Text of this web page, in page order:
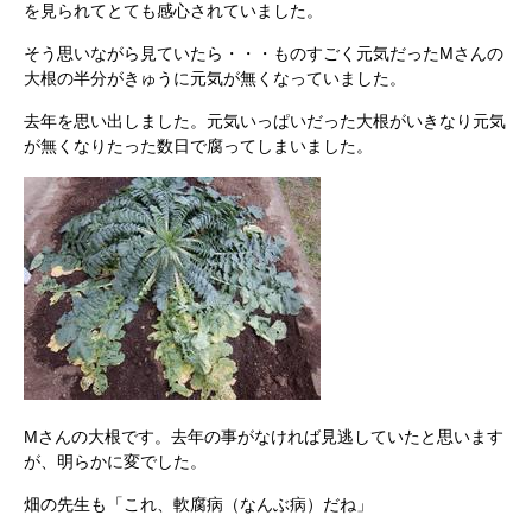
を見られてとても感心されていました。
そう思いながら見ていたら・・・ものすごく元気だったMさんの
大根の半分がきゅうに元気が無くなっていました。
去年を思い出しました。元気いっぱいだった大根がいきなり元気
が無くなりたった数日で腐ってしまいました。
Mさんの大根です。去年の事がなければ見逃していたと思います
が、明らかに変でした。
畑の先生も「これ、軟腐病（なんぶ病）だね」